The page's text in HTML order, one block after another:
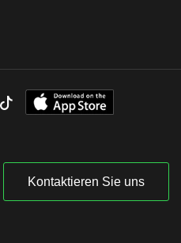
Kontaktieren Sie uns